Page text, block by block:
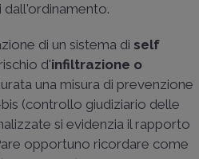
dall'ordinamento.
di un sistema di self
d'infiltrazione o
una misura di prevenzione
bis (controllo giudiziario delle
si evidenzia il rapporto
opportuno ricordare come